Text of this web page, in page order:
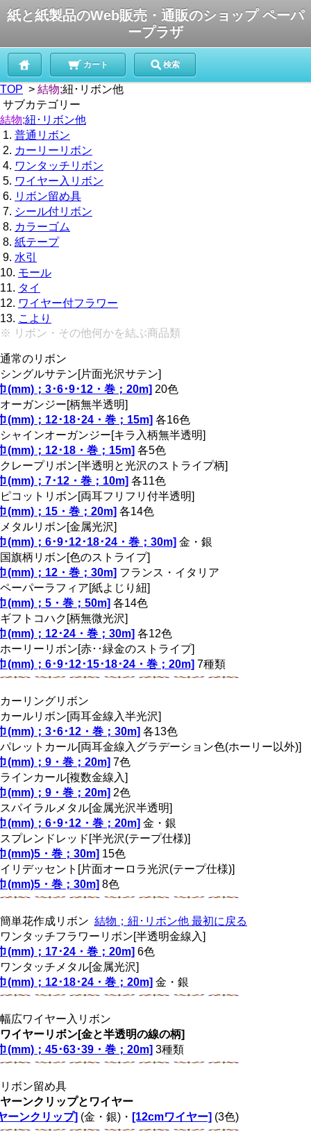
紙と紙製品のWeb販売・通販のショップ ペーパ
ープラザ
カート 検索
TOP > 結物;紐･リボン他
サブカテゴリー
結物;紐･リボン他
1. 普通リボン
2. カーリーリボン
4. ワンタッチリボン
5. ワイヤー入リボン
6. リボン留め具
7. シール付リボン
8. カラーゴム
8. 紙テープ
9. 水引
10. モール
11. タイ
12. ワイヤー付フラワー
13. こより
※ リボン・その他何かを結ぶ商品類
通常のリボン
シングルサテン[片面光沢サテン]
(mm)；3･6･9･12・巻；20m] 20色
オーガンジー[柄無半透明]
(mm)；12･18･24・巻；15m] 各16色
シャインオーガンジー[キラ入柄無半透明]
(mm)；12･18・巻；15m] 各5色
クレープリボン[半透明と光沢のストライプ柄]
(mm)；7･12・巻；10m] 各11色
ピコットリボン[両耳フリフリ付半透明]
(mm)；15・巻；20m] 各14色
メタルリボン[金属光沢]
(mm)；6･9･12･18･24・巻；30m] 金・銀
国旗柄リボン[色のストライプ]
(mm)；12・巻；30m] フランス・イタリア
ペーパーラフィア[紙よじり紐]
(mm)；5・巻；50m] 各14色
ギフトコハク[柄無微光沢]
(mm)；12･24・巻；30m] 各12色
ホーリーリボン[赤･･緑金のストライプ]
(mm)；6･9･12･15･18･24・巻；20m] 7種類
カーリングリボン
カールリボン[両耳金線入半光沢]
(mm)；3･6･12・巻；30m] 各13色
パレットカール[両耳金線入グラデーション色(ホーリー以外)]
(mm)；9・巻；20m] 7色
ラインカール[複数金線入]
(mm)；9・巻；20m] 2色
スパイラルメタル[金属光沢半透明]
(mm)；6･9･12・巻；20m] 金・銀
スプレンドレッド[半光沢(テープ仕様)]
(mm)5・巻；30m] 15色
イリデッセント[片面オーロラ光沢(テープ仕様)]
(mm)5・巻；30m] 8色
簡単花作成リボン 結物；紐･リボン他 最初に戻る
ワンタッチフラワーリボン[半透明金線入]
(mm)；17･24・巻；20m] 6色
ワンタッチメタル[金属光沢]
(mm)；12･18･24・巻；20m] 金・銀
幅広ワイヤー入リボン
ワイヤーリボン[金と半透明の線の柄]
(mm)；45･63･39・巻；20m] 3種類
リボン留め具
ヤーンクリップとワイヤー
ーンクリップ] (金・銀)・ [12cmワイヤー] (3色)